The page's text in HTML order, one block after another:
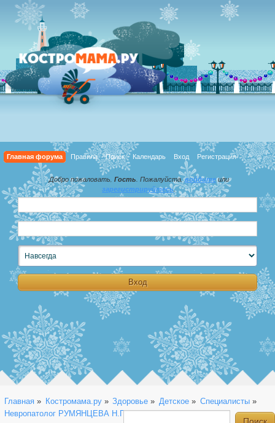
Главная форума Правила Поиск Календарь Вход Регистрация
Добро пожаловать, Гость . Пожалуйста,войдитеили
зарегистрируйтесь.
Главная » Костромама.ру» Здоровье » Детское» Специалисты»
Невропатолог РУМЯНЦЕВА Н.П. как к ней попасть?